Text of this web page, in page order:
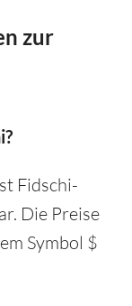
zur
Fidschi-
Die Preise
Symbol $